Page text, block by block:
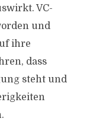
VC-
und
ihre
dass
steht und